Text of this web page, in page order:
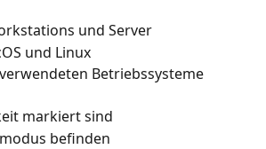
und Server
und Linux
Betriebssysteme
markiert sind
befinden